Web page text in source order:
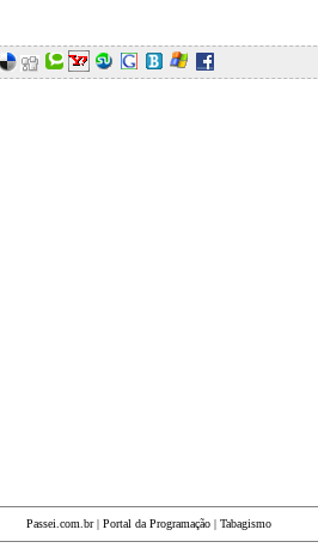
Passei.com.br| Portal da Programação| Tabagismo